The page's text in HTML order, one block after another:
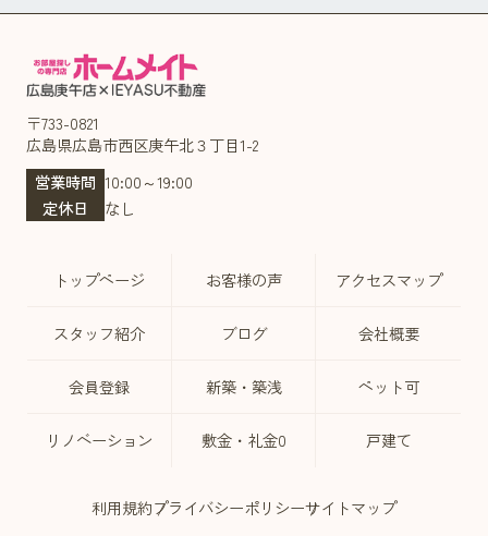
〒733-0821
広島県広島市西区庚午北３丁目1-2
営業時間 10:00～19:00
定休日
なし
トップページ お客様の声 アクセスマップ
スタッフ紹介 ブログ 会社概要
会員登録 新築・築浅 ペット可
リノベーション 敷金・礼金0 戸建て
利用規約プライバシーポリシーサイトマップ